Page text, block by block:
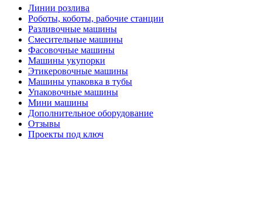
Линии розлива
Роботы, коботы, рабочие станции
Разливочные машины
Смесительные машины
Фасовочные машины
Машины укупорки
Этикеровочные машины
Машины упаковка в тубы
Упаковочные машины
Мини машины
Дополнительное оборудование
Отзывы
Проекты под ключ